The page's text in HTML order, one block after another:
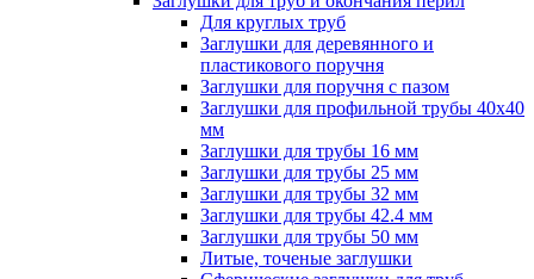
Для круглых труб
Заглушки для деревянного и
пластикового поручня
Заглушки для поручня с пазом
Заглушки для профильной трубы 40х40
мм
Заглушки для трубы 16 мм
Заглушки для трубы 25 мм
Заглушки для трубы 32 мм
Заглушки для трубы 42.4 мм
Заглушки для трубы 50 мм
Литые, точеные заглушки